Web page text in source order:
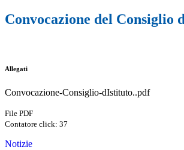
Convocazione del Consiglio
Allegati
Convocazione-Consiglio-dIstituto..pdf
File PDF
Contatore click: 37
Notizie